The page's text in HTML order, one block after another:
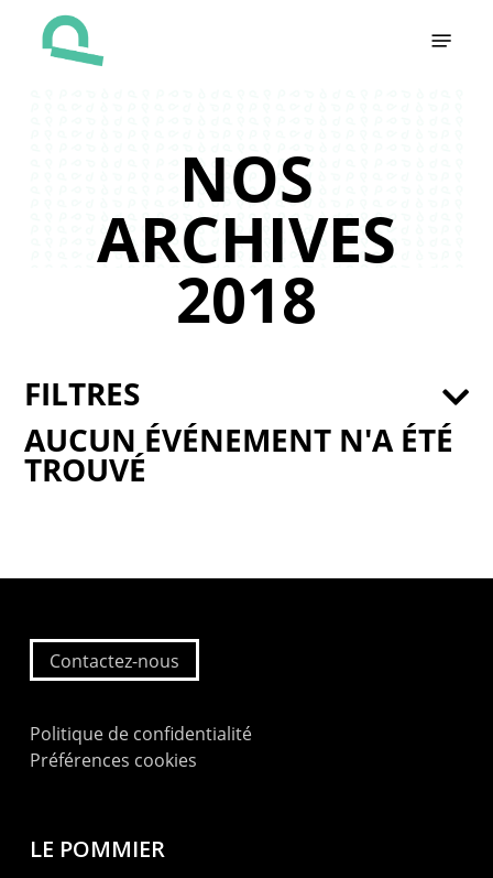
NOS
ARCHIVES
2018
AUCUN ÉVÉNEMENT N'A ÉTÉ
TROUVÉ
FILTRES
Contactez-nous
Politique de confidentialité
Préférences cookies
LE POMMIER